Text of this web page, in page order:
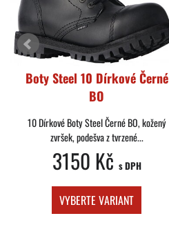
Boty Steel 10 Dírkové Černé
BO
10 Dírkové Boty Steel Černé BO, kožený
zvršek, podešva z tvrzené...
3150 Kč s DPH
VYBERTE VARIANT